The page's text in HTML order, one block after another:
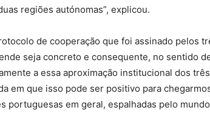
regiões autónomas”, explicou.
de cooperação que foi assinado pelos
seja concreto e consequente, no sentido
a essa aproximação institucional dos
em que isso pode ser positivo para
portuguesas em geral, espalhadas pelo